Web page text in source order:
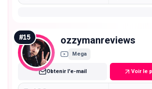
#15 ozzymanreviews
Mega
Obtenir l'e-mail Voir le